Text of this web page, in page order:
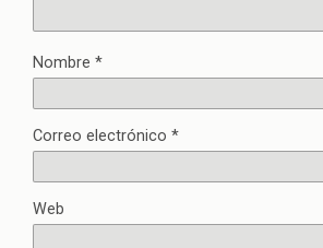
Nombre *
Correo electrónico *
Web